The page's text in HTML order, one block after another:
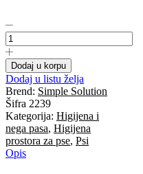
Simple
Extreme
Stain
&
odour
remover
500ml
-
Sredstvo
za
uklanjanje
Dodaj u korpu
Dodaj u listu želja
Brend: Simple Solution
Šifra 2239
Kategorija: Higijena i
nega pasa, Higijena
prostora za pse, Psi
Opis